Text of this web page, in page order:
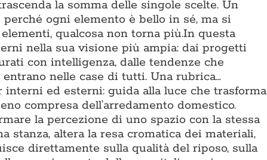
la somma delle singole scelte. Un
ogni elemento è bello in sé, ma si
qualcosa non torna più.In questa
nella sua visione più ampia: dai progetti
con intelligenza, dalle tendenze che
nelle case di tutti. Una rubrica…
ed esterni: guida alla luce che trasforma
compresa dell’arredamento domestico.
la percezione di uno spazio con la stessa
stanza, altera la resa cromatica dei materiali,
direttamente sulla qualità del riposo, sulla